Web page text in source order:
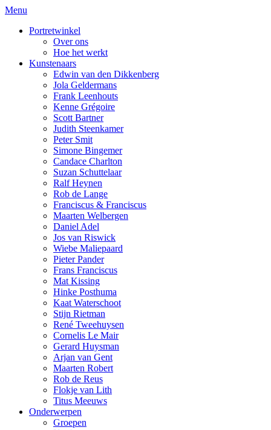
Menu
Portretwinkel
Over ons
Hoe het werkt
Kunstenaars
Edwin van den Dikkenberg
Jola Geldermans
Frank Leenhouts
Kenne Grégoire
Scott Bartner
Judith Steenkamer
Peter Smit
Simone Bingemer
Candace Charlton
Suzan Schuttelaar
Ralf Heynen
Rob de Lange
Franciscus & Franciscus
Maarten Welbergen
Daniel Adel
Jos van Riswick
Wiebe Maliepaard
Pieter Pander
Frans Franciscus
Mat Kissing
Hinke Posthuma
Kaat Waterschoot
Stijn Rietman
René Tweehuysen
Cornelis Le Mair
Gerard Huysman
Arjan van Gent
Maarten Robert
Rob de Reus
Flokje van Lith
Titus Meeuws
Onderwerpen
Groepen